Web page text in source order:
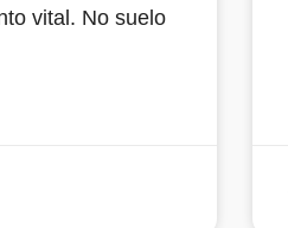
vital. No suelo